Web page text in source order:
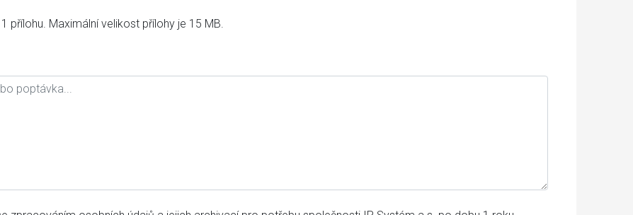
přílohu. Maximální velikost přílohy je 15 MB.